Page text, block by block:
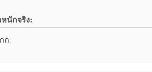
หนักจริง:
ก